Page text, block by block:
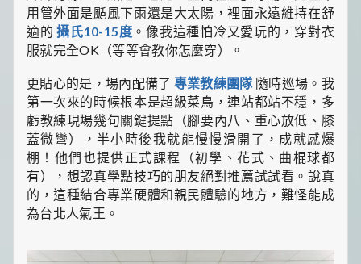
用管外面是颳風下雨還是大太陽，裡面永遠維持在舒
適的攝氏10-15度 。像我這種怕冷又愛玩的，穿對衣
服就完全OK（等等會教你怎麼穿）。
更貼心的是，場內配備了 專業教練團隊 隨時巡場。我
第一次來的時候根本是超級菜鳥，連站都站不穩，多
虧教練現場幾句關鍵提點（腳要內八、重心放低、膝
蓋微彎），半小時後我就能慢慢滑開了，成就感爆
棚！他們也提供正式課程（初學、花式、曲棍球都
有），想認真學點技巧的朋友絕對推薦試試看。說真
的，這種結合專業硬體和親民體驗的地方，難怪能成
為台北人氣王。